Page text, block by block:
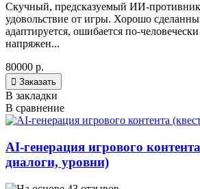
Скучный, предсказуемый ИИ-противник
удовольствие от игры. Хорошо
адаптируется, ошибается по-
напряжен...
80000 р.
 Заказать
В закладки
В сравнение
AI-генерация игрового
диалоги, уровни)